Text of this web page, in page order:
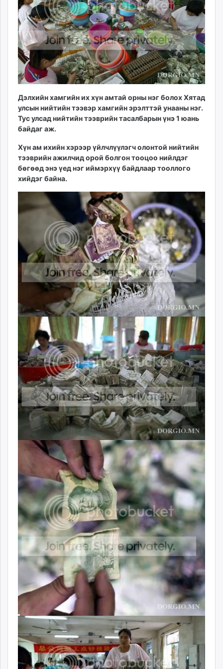
ikon.mn
mnb.mn
Livetv.mn
Eguur.mn
24tsag.mn
shuud.mn
eagle.mn
ergelt.mn
zarig.mn
today.mn
zuv.mn
mminfo.mn
ugluu.mn
urlag.mn
unen.mn
asu.mn
shudarga.mn
unuudur.mn
isee.mn
mglradio.com
fact.mn
itoim.mn
tumen.mn
shuum.mn
times.mn
tvmongolia.mn
mass.mn
unegui.mn
assa.mn
toim.mn
tac.mn
paparazzi.mn
unread.today
Дэлхийн хамгийн их хүн амтай орны нэг болох Хятад
улсын нийтийн тээвэр хамгийн эрэлттэй унааны нэг.
Тус улсад нийтийн тээврийн тасалбарын үнэ 1 юань
байдаг аж.
Хүн ам ихийн хэрээр үйлчлүүлэгч олонтой нийтийн
тээврийн ажилчид орой болгон тооцоо нийлдэг
бөгөөд энэ үед нэг иймэрхүү байдлаар тооллого
хийдэг байна.